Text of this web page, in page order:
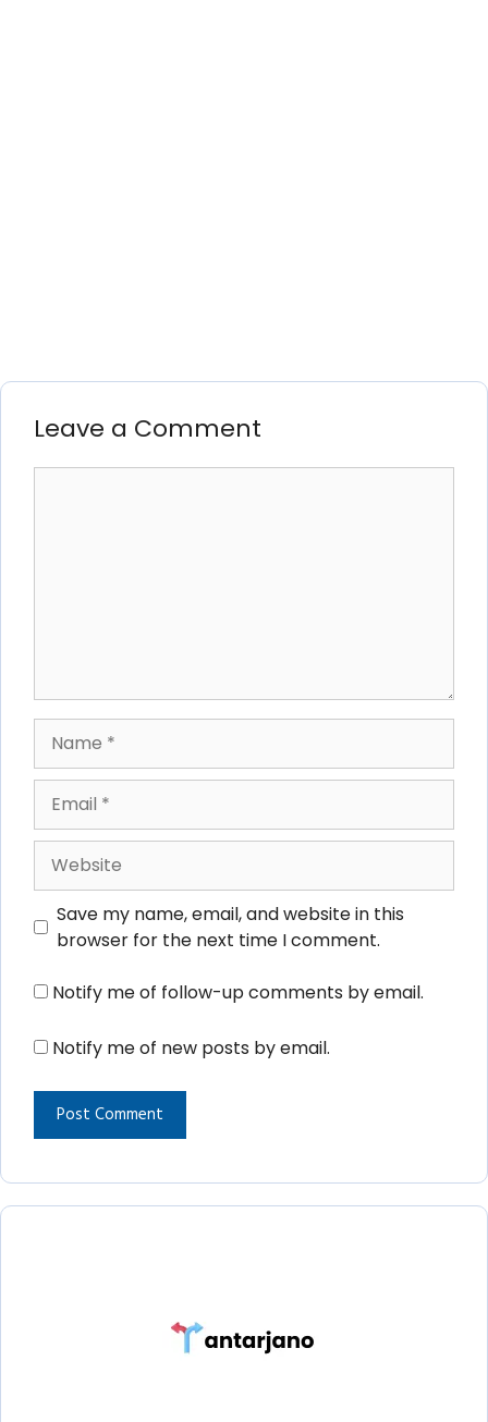
Leave a Comment
Save my name, email, and website in this
browser for the next time I comment.
Notify me of follow-up comments by email.
Notify me of new posts by email.